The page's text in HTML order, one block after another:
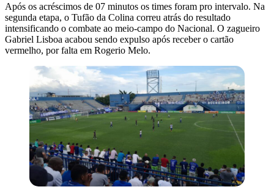
Após os acréscimos de 07 minutos os times foram pro intervalo. Na
segunda etapa, o Tufão da Colina correu atrás do resultado
intensificando o combate ao meio-campo do Nacional. O zagueiro
Gabriel Lisboa acabou sendo expulso após receber o cartão
vermelho, por falta em Rogerio Melo.